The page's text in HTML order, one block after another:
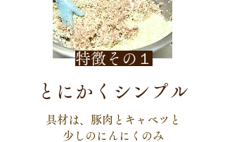
​特徴その１
とにかくシンプル
具材は、豚肉とキャベツと
少しのにんにくのみ